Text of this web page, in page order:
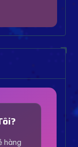
hàng
phù hợp với nhu